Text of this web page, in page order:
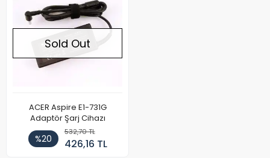
Sold Out
ACER Aspire E1-731G
Adaptör Şarj Cihazı
%20
532,70 TL
426,16 TL